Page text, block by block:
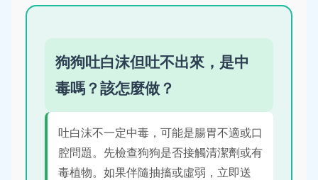
狗狗吐白沫但吐不出來，是中
毒嗎？該怎麼做？
吐白沫不一定中毒，可能是腸胃不適或口
腔問題。先檢查狗狗是否接觸清潔劑或有
毒植物。如果伴隨抽搐或虛弱，立即送